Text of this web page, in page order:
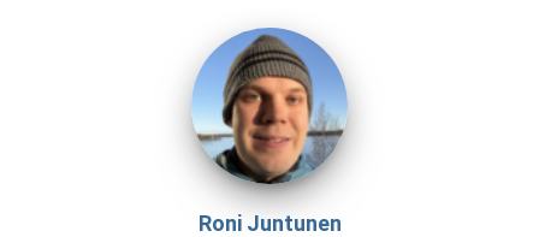
Roni Juntunen